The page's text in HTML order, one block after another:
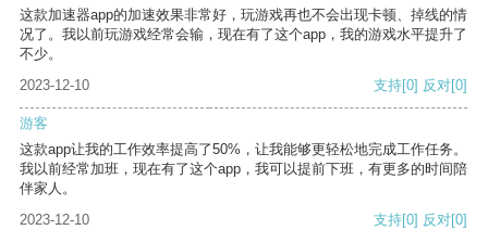
这款加速器app的加速效果非常好，玩游戏再也不会出现卡顿、掉线的情
况了。我以前玩游戏经常会输，现在有了这个app，我的游戏水平提升了
不少。
2023-12-10
支持[0] 反对[0]
游客
这款app让我的工作效率提高了50%，让我能够更轻松地完成工作任务。
我以前经常加班，现在有了这个app，我可以提前下班，有更多的时间陪
伴家人。
2023-12-10
支持[0] 反对[0]